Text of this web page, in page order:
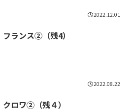
2022.12.01
フランス②（残4）
2022.08.22
クロワ②（残４）